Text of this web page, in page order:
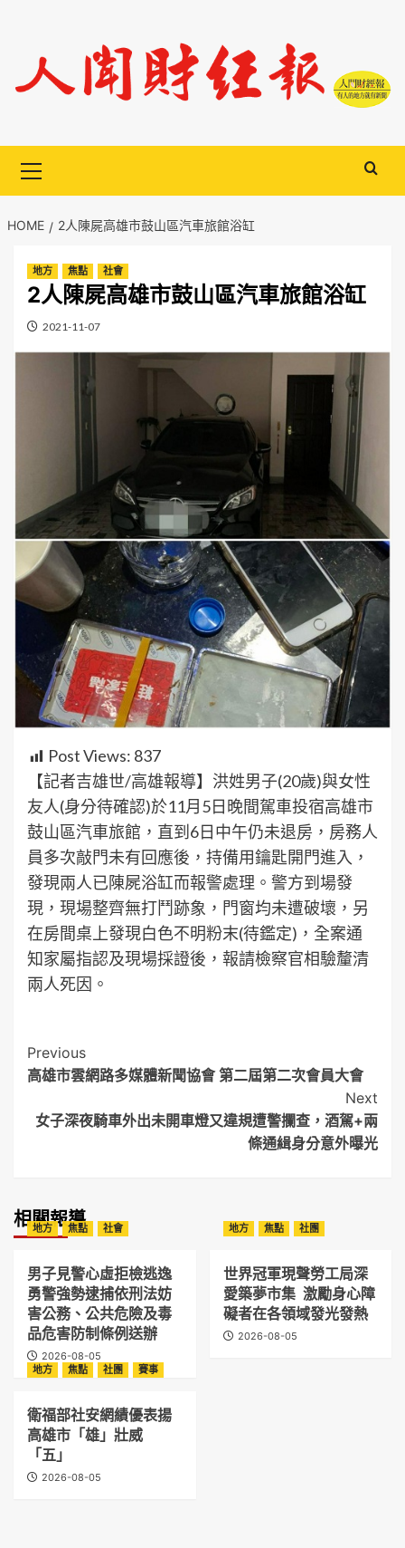
content
Menu
HOME 2人陳屍高雄市鼓山區汽車旅館浴缸
地方 焦點 社會
2人陳屍高雄市鼓山區汽車旅館浴缸
2021-11-07
Post Views: 837
【記者吉雄世/高雄報導】洪姓男子(20歲)與女性
友人(身分待確認)於11月5日晚間駕車投宿高雄市
鼓山區汽車旅館，直到6日中午仍未退房，房務人
員多次敲門未有回應後，持備用鑰匙開門進入，
發現兩人已陳屍浴缸而報警處理。警方到場發
現，現場整齊無打鬥跡象，門窗均未遭破壞，另
在房間桌上發現白色不明粉末(待鑑定)，全案通
知家屬指認及現場採證後，報請檢察官相驗釐清
兩人死因。
Post
Navigation
Previous
高雄市雲網路多媒體新聞協會 第二屆第二次會員大會
Next
女子深夜騎車外出未開車燈又違規遭警攔查，酒駕+兩
條通緝身分意外曝光
相關報導
地方 焦點 社會
男子見警心虛拒檢逃逸
勇警強勢逮捕依刑法妨
害公務、公共危險及毒
品危害防制條例送辦
2026-08-05
地方 焦點 社團
世界冠軍現聲勞工局深
愛築夢市集 激勵身心障
礙者在各領域發光發熱
2026-08-05
地方 焦點 社團 賽事
衛福部社安網績優表揚
高雄市「雄」壯威
「五」
2026-08-05